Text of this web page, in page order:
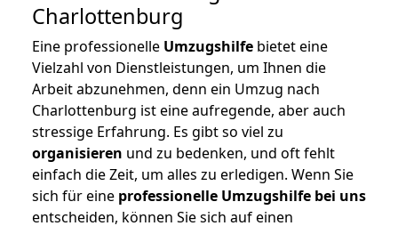
Charlottenburg
Eine professionelle Umzugshilfe bietet eine
Vielzahl von Dienstleistungen, um Ihnen die
Arbeit abzunehmen, denn ein Umzug nach
Charlottenburg ist eine aufregende, aber auch
stressige Erfahrung. Es gibt so viel zu
organisieren und zu bedenken, und oft fehlt
einfach die Zeit, um alles zu erledigen. Wenn Sie
sich für eine professionelle Umzugshilfe bei uns
entscheiden, können Sie sich auf einen